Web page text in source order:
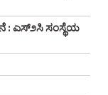
: ಎಸ್೨ಸಿ ಸಂಸ್ಥೆಯ